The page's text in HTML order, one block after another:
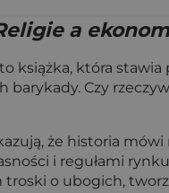
a
to książka, która
Czy
że historia
i regułami
o ubogich,